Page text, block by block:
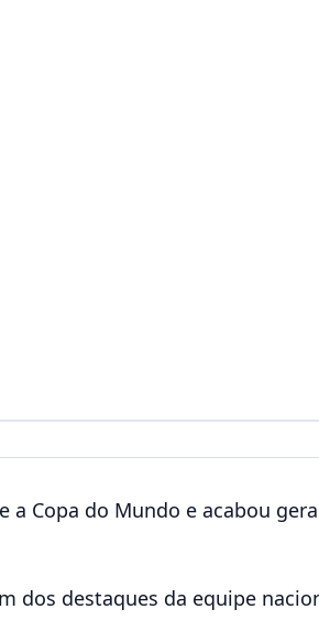
a Copa do Mundo e acabou
dos destaques da equipe